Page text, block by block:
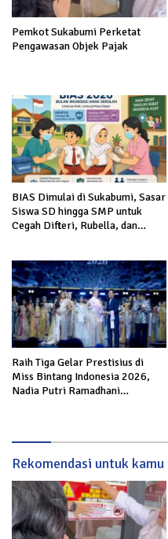
Pemkot Sukabumi Perketat
Pengawasan Objek Pajak
BIAS Dimulai di Sukabumi, Sasar
Siswa SD hingga SMP untuk
Cegah Difteri, Rubella, dan
Raih Tiga Gelar Prestisius di
Miss Bintang Indonesia 2026,
Nadia Putri Ramadhani
Rekomendasi untuk kamu